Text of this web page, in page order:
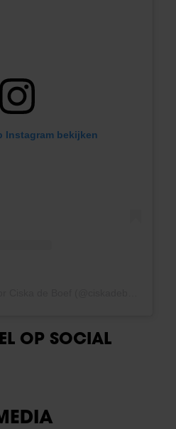
Instagram bekijken
OP SOCIAL